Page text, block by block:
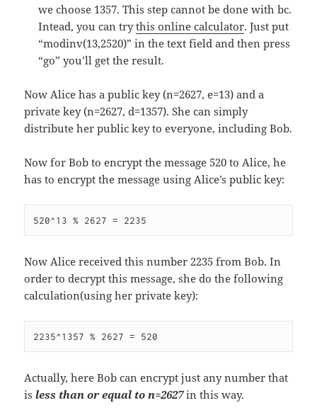
we choose 1357. This step cannot be done with bc.
Intead, you can trythis online calculator. Just put
“modinv(13,2520)” in the text field and then press
“go” you’ll get the result.
Now Alice has a public key (n=2627, e=13) and a
private key (n=2627, d=1357). She can simply
distribute her public key to everyone, including Bob.
Now for Bob to encrypt the message 520 to Alice, he
has to encrypt the message using Alice’s public key:
520^13 % 2627 = 2235
Now Alice received this number 2235 from Bob. In
order to decrypt this message, she do the following
calculation(using her private key):
2235^1357 % 2627 = 520
Actually, here Bob can encrypt just any number that
isless than or equal to n=2627in this way.